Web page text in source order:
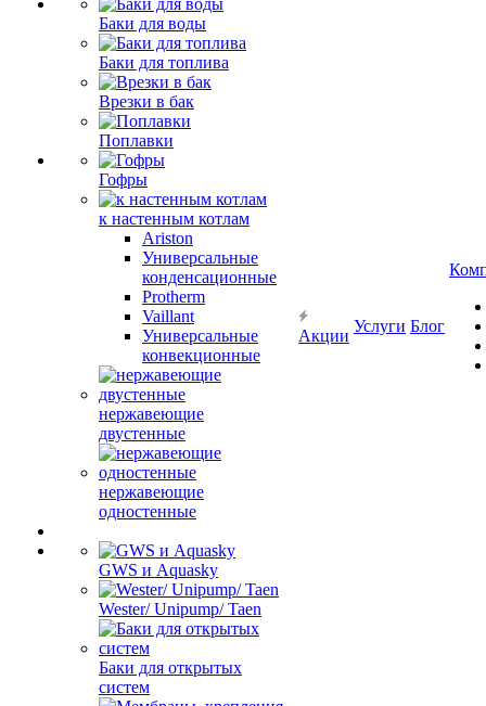
Баки для воды
Баки для топлива
Врезки в бак
Поплавки
Гофры
к настенным котлам
Ariston
Универсальные
конденсационные
Protherm
Vaillant
Универсальные
конвекционные
нержавеющие
двустенные
нержавеющие
одностенные
GWS и Aquasky
Wester/ Unipump/ Taen
Баки для открытых
систем
Акции
Услуги Блог